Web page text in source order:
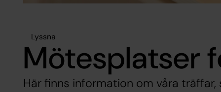
Lyssna
Mötesplatser
Här finns information om våra